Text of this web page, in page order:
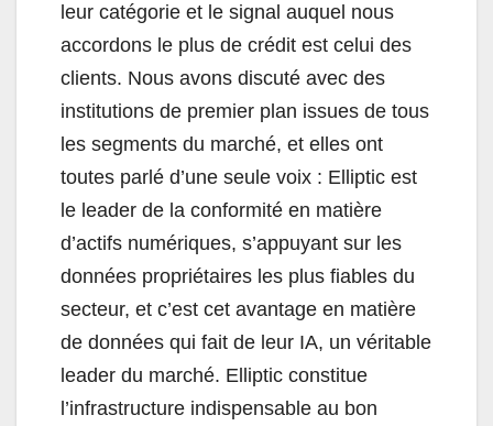
leur catégorie et le signal auquel nous
accordons le plus de crédit est celui des
clients. Nous avons discuté avec des
institutions de premier plan issues de tous
les segments du marché, et elles ont
toutes parlé d’une seule voix : Elliptic est
le leader de la conformité en matière
d’actifs numériques, s’appuyant sur les
données propriétaires les plus fiables du
secteur, et c’est cet avantage en matière
de données qui fait de leur IA, un véritable
leader du marché. Elliptic constitue
l’infrastructure indispensable au bon